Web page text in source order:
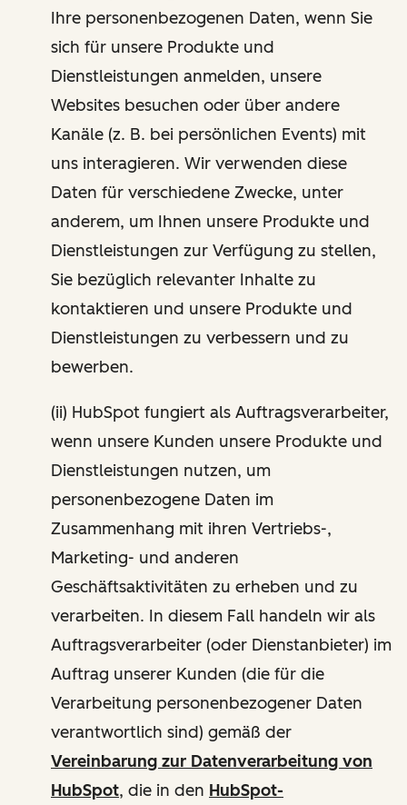
Ihre personenbezogenen Daten, wenn Sie
sich für unsere Produkte und
Dienstleistungen anmelden, unsere
Websites besuchen oder über andere
Kanäle (z. B. bei persönlichen Events) mit
uns interagieren. Wir verwenden diese
Daten für verschiedene Zwecke, unter
anderem, um Ihnen unsere Produkte und
Dienstleistungen zur Verfügung zu stellen,
Sie bezüglich relevanter Inhalte zu
kontaktieren und unsere Produkte und
Dienstleistungen zu verbessern und zu
bewerben.
(ii) HubSpot fungiert als Auftragsverarbeiter,
wenn unsere Kunden unsere Produkte und
Dienstleistungen nutzen, um
personenbezogene Daten im
Zusammenhang mit ihren Vertriebs-,
Marketing- und anderen
Geschäftsaktivitäten zu erheben und zu
verarbeiten. In diesem Fall handeln wir als
Auftragsverarbeiter (oder Dienstanbieter) im
Auftrag unserer Kunden (die für die
Verarbeitung personenbezogener Daten
verantwortlich sind) gemäß der
Vereinbarung zur Datenverarbeitung von
HubSpot, die in den HubSpot-